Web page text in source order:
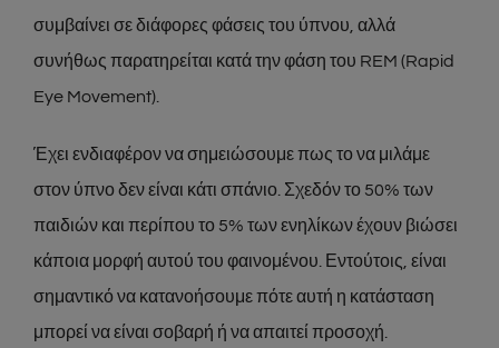
συμβαίνει σε διάφορες φάσεις του ύπνου, αλλά
συνήθως παρατηρείται κατά την φάση του REM (Rapid
Eye Movement).
Έχει ενδιαφέρον να σημειώσουμε πως το να μιλάμε
στον ύπνο δεν είναι κάτι σπάνιο. Σχεδόν το 50% των
παιδιών και περίπου το 5% των ενηλίκων έχουν βιώσει
κάποια μορφή αυτού του φαινομένου. Εντούτοις, είναι
σημαντικό να κατανοήσουμε πότε αυτή η κατάσταση
μπορεί να είναι σοβαρή ή να απαιτεί προσοχή.